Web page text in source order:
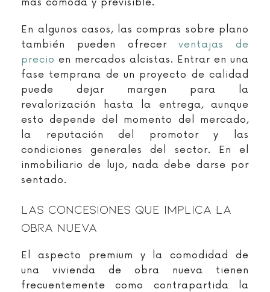
más cómoda y previsible.
En algunos casos, las compras sobre plano
también pueden ofrecerventajas de
precio en mercados alcistas. Entrar en una
fase temprana de un proyecto de calidad
puede dejar margen para la
revalorización hasta la entrega, aunque
esto depende del momento del mercado,
la reputación del promotor y las
condiciones generales del sector. En el
inmobiliario de lujo, nada debe darse por
sentado.
Las Concesiones Que Implica La
Obra Nueva
El aspecto premium y la comodidad de
una vivienda de obra nueva tienen
frecuentemente como contrapartida la